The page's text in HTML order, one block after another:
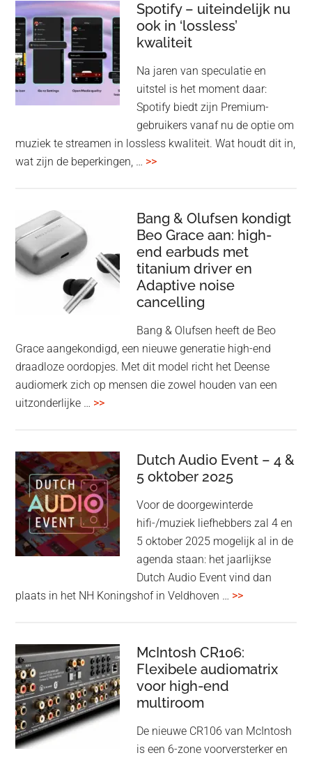
Spotify – uiteindelijk nu
ook in ‘lossless’
kwaliteit
Na jaren van speculatie en
uitstel is het moment daar:
Spotify biedt zijn Premium-
gebruikers vanaf nu de optie om
muziek te streamen in lossless kwaliteit. Wat houdt dit in,
wat zijn de beperkingen, … >>overSpotify
nu
ook
in
‘lossless’
kwaliteit
Bang & Olufsen kondigt
Beo Grace aan: high-
end earbuds met
titanium driver en
Adaptive noise
cancelling
Bang & Olufsen heeft de Beo
Grace aangekondigd, een nieuwe generatie high-end
draadloze oordopjes. Met dit model richt het Deense
audiomerk zich op mensen die zowel houden van een
uitzonderlijke … >>overBang
kondigt
Beo
Grace
aan:
high-
end
earbuds
titanium
Adaptive
noise
cancelling
Dutch Audio Event – 4 &
5 oktober 2025
Voor de doorgewinterde
hifi-/muziek liefhebbers zal 4 en
5 oktober 2025 mogelijk al in de
agenda staan: het jaarlijkse
Dutch Audio Event vind dan
plaats in het NH Koningshof in Veldhoven … >>overDutch
–
4
McIntosh CR106:
Flexibele audiomatrix
voor high-end
multiroom
De nieuwe CR106 van McIntosh
is een 6-zone voorversterker en